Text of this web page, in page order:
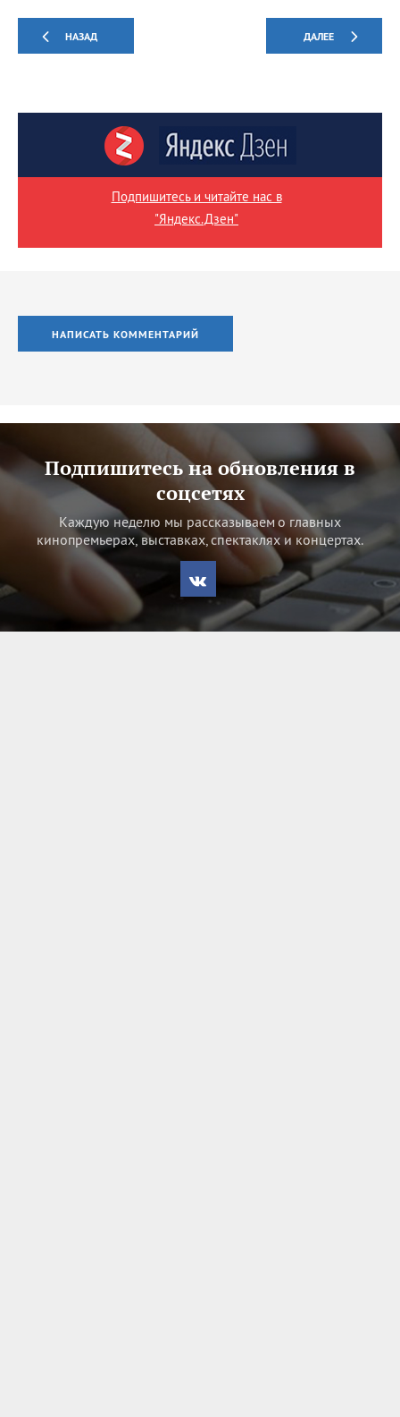
НАЗАД ДАЛЕЕ
Подпишитесь и читайте нас в
"Яндекс.Дзен"
НАПИСАТЬ КОММЕНТАРИЙ
Подпишитесь на обновления в
соцсетях
Каждую неделю мы рассказываем о главных
кинопремьерах, выставках, спектаклях и концертах.